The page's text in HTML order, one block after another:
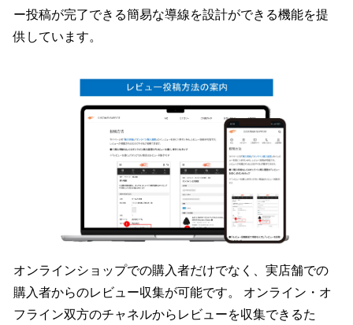
ー投稿が完了できる簡易な導線を設計ができる機能を提
供しています。
オンラインショップでの購入者だけでなく、実店舗での
購入者からのレビュー収集が可能です。 オンライン・オ
フライン双方のチャネルからレビューを収集できるた